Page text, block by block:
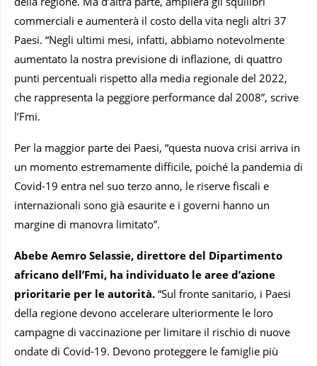
commerciali e aumenterà il costo della vita negli altri 37
Paesi. “Negli ultimi mesi, infatti, abbiamo notevolmente
aumentato la nostra previsione di inflazione, di quattro
punti percentuali rispetto alla media regionale del 2022,
che rappresenta la peggiore performance dal 2008”, scrive
l’Fmi.
Per la maggior parte dei Paesi, “questa nuova crisi arriva in
un momento estremamente difficile, poiché la pandemia di
Covid-19 entra nel suo terzo anno, le riserve fiscali e
internazionali sono già esaurite e i governi hanno un
margine di manovra limitato”.
Abebe Aemro Selassie, direttore del Dipartimento
africano dell’Fmi, ha individuato le aree d’azione
prioritarie per le autorità. “Sul fronte sanitario, i Paesi
della regione devono accelerare ulteriormente le loro
campagne di vaccinazione per limitare il rischio di nuove
ondate di Covid-19. Devono proteggere le famiglie più